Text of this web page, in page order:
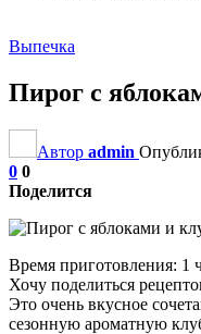
Выпечка
Пирог с
Автор admin
0 0
Поделится
Время приготовления: 1
Хочу поделиться
Это очень вкусное
сезонную ароматную